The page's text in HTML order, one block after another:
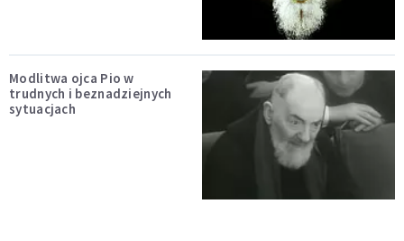
Modlitwa ojca Pio w
trudnych i beznadziejnych
sytuacjach